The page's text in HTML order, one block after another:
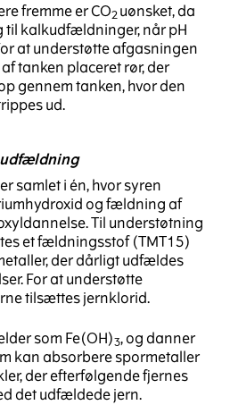
fremme er CO2uønsket, da
til kalkudfældninger, når pH
at understøtte afgasningen
tanken placeret rør, der
gennem tanken, hvor den
ud.
samlet i én, hvor syren
og fældning af
Til understøtning
et fældningsstof (TMT15)
der dårligt udfældes
For at understøtte
tilsættes jernklorid.
som Fe(OH)3, og danner
kan absorbere spormetaller
der efterfølgende fjernes
det udfældede jern.